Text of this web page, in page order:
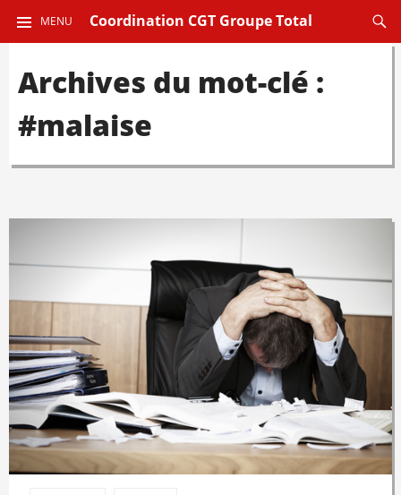
Coordination CGT Groupe Total
MENU
AU
PRINCIPAL
Archives du mot-clé :
#malaise